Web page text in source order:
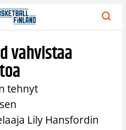
vahvistaa
tehnyt
Lily Hansfordin